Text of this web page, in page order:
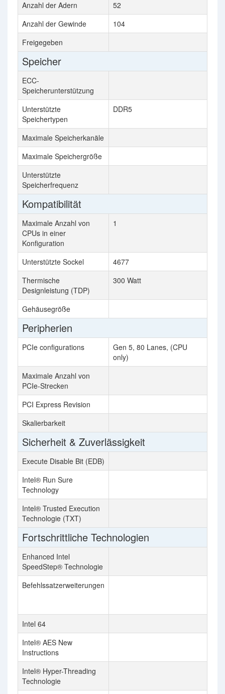
Anzahl der Adern 52
Anzahl der Gewinde
104
Freigegeben
Speicher
ECC-
Speicherunterstützung
Unterstützte
Speichertypen
DDR5
Maximale Speicherkanäle
Maximale Speichergröße
Unterstützte
Speicherfrequenz
Kompatibilität
Maximale Anzahl von
CPUs in einer
Konfiguration
1
Unterstützte Sockel 4677
Thermische
Designleistung (TDP)
300 Watt
Gehäusegröße
Peripherien
PCIe configurations
Gen 5, 80 Lanes, (CPU
only)
Maximale Anzahl von
PCIe-Strecken
PCI Express Revision
Skalierbarkeit
Sicherheit & Zuverlässigkeit
Execute Disable Bit (EDB)
Intel® Run Sure
Technology
Intel® Trusted Execution
Technologie (TXT)
Fortschrittliche Technologien
Enhanced Intel
SpeedStep® Technologie
Befehlssatzerweiterungen
Intel 64
Intel® AES New
Instructions
Intel® Hyper-Threading
Technologie